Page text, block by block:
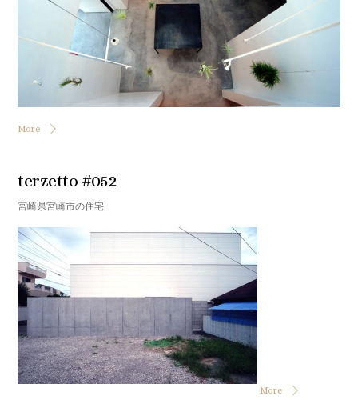
More
terzetto #052
宮崎県宮崎市の住宅
More